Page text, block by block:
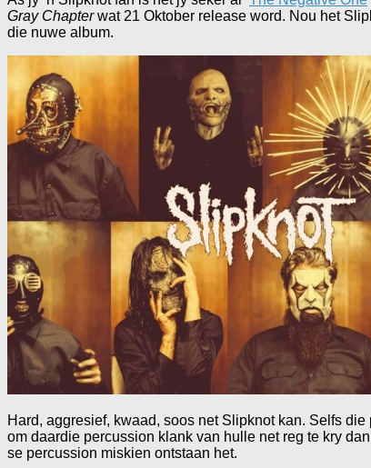
Gray Chapterwat 21 Oktober release word. Nou het
die nuwe album.
Hard, aggresief, kwaad, soos net Slipknot kan. Selfs
om daardie percussion klank van hulle net reg te kry
se percussion miskien ontstaan het.